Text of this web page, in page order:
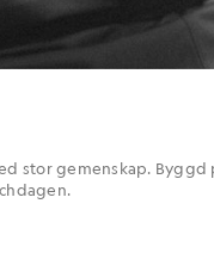
stor gemenskap.